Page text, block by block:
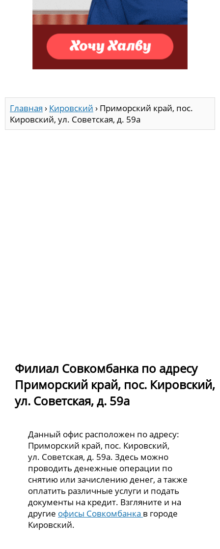
Главная › Кировский › Приморский край, пос.
Кировский, ул. Советская, д. 59а
Филиал Совкомбанка по адресу
Приморский край, пос. Кировский,
ул. Советская, д. 59а
Данный офис расположен по адресу:
Приморский край, пос. Кировский,
ул. Советская, д. 59а. Здесь можно
проводить денежные операции по
снятию или зачислению денег, а также
оплатить различные услуги и подать
документы на кредит. Взгляните и на
другие офисы Совкомбанка в городе
Кировский.